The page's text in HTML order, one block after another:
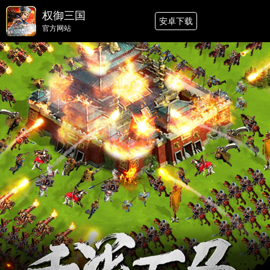
权御三国
官方网站
安卓下载